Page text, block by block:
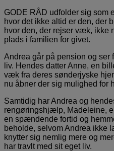
GODE RÅD udfolder sig som
hvor det ikke altid er den, der
hvor den, der rejser væk, ikke
plads i familien for givet.
Andrea går på pension og ser
liv. Hendes datter Anne, en
væk fra deres sønderjyske
nu åbner der sig mulighed for
Samtidig har Andrea og
rengøringshjælp, Madeleine,
en spændende fortid og
beholde, selvom Andrea ikke
knytter sig nemlig mere og
har travlt med sit eget liv.